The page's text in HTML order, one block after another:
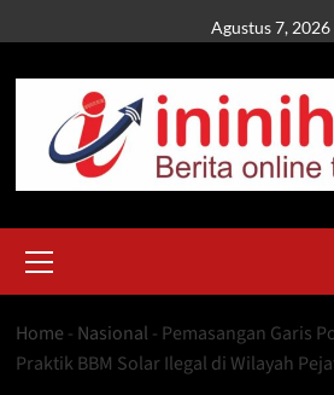
to
content
Agustus 7, 2026
Menu
Home - Nasional - Pemasangan Garis
Praktik BBM Solar Ilegal di Wilayah